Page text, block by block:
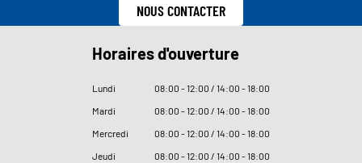
NOUS CONTACTER
Horaires d'ouverture
Lundi 08:00 - 12:00 / 14:00 - 18:00
Mardi
08:00 - 12:00 / 14:00 - 18:00
Mercredi
08:00 - 12:00 / 14:00 - 18:00
Jeudi
08:00 - 12:00 / 14:00 - 18:00